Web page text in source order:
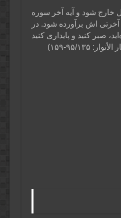
خارج شود و آیه آخر سوره
اش برآورده شود. در
صبر کنید و پایداری کنید
۱۳۵-۱۵۹)